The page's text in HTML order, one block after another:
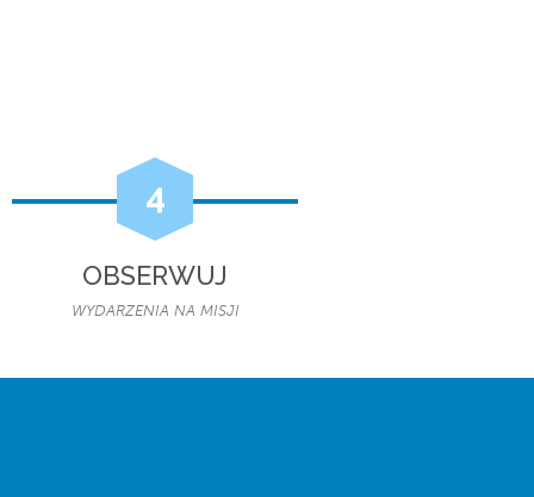
4
OBSERWUJ
WYDARZENIA NA MISJI